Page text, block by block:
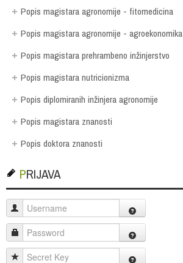
Popis magistara agronomije - fitomedicina
Popis magistara agronomije - agroekonomika
Popis magistara prehrambeno inžinjerstvo
Popis magistara nutricionizma
Popis diplomiranih inžinjera agronomije
Popis magistara znanosti
Popis doktora znanosti
PRIJAVA
Username
Password
Secret Key